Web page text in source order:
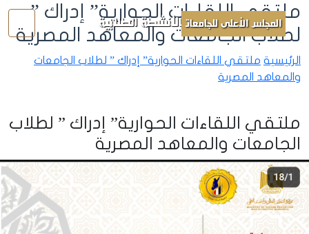
المجلس الأعلى للجامعات الأنشطة الطلابية
ملتقي اللقاءات الحوارية” إدراك ”
لطلاب الجامعات والمعاهد المصرية
الرئيسية ملتقي اللقاءات الحوارية” إدراك ” لطلاب الجامعات
والمعاهد المصرية
ملتقي اللقاءات الحوارية” إدراك ” لطلاب
الجامعات والمعاهد المصرية